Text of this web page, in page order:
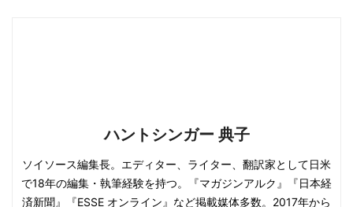
ハントシンガー 典子
ソイソース編集長。エディター、ライター、翻訳家として日米
で18年の編集・執筆経験を持つ。『マガジンアルク』『日本経
済新聞』『ESSE オンライン』など掲載媒体多数。2017年から